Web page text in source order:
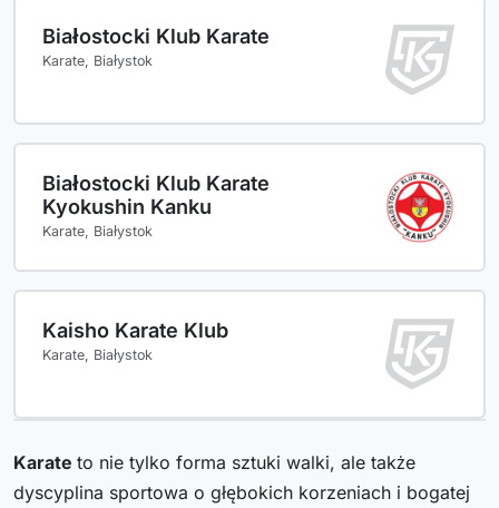
Białostocki Klub Karate
Karate, Białystok
Białostocki Klub Karate
Kyokushin Kanku
Karate, Białystok
Kaisho Karate Klub
Karate, Białystok
Karate to nie tylko forma sztuki walki, ale także
dyscyplina sportowa o głębokich korzeniach i bogatej